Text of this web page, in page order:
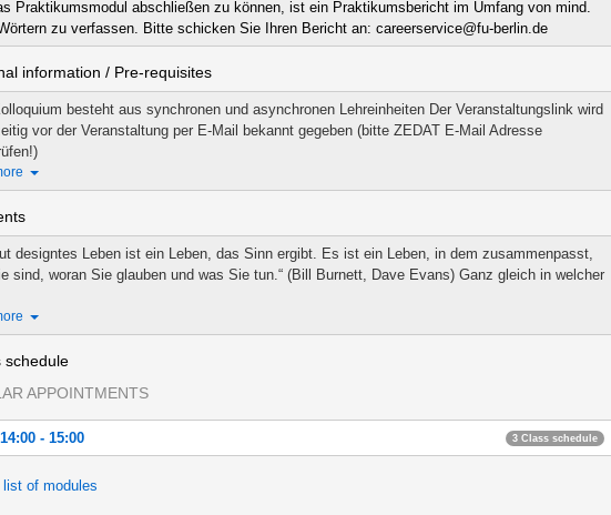
Praktikumsmodul abschließen zu können, ist ein Praktikumsbericht im Umfang von mind.
zu verfassen. Bitte schicken Sie Ihren Bericht an: careerservice@fu-berlin.de
information / Pre-requisites
besteht aus synchronen und asynchronen Lehreinheiten Der Veranstaltungslink wird
vor der Veranstaltung per E-Mail bekannt gegeben (bitte ZEDAT E-Mail Adresse
designtes Leben ist ein Leben, das Sinn ergibt. Es ist ein Leben, in dem zusammenpasst,
sind, woran Sie glauben und was Sie tun.“ (Bill Burnett, Dave Evans) Ganz gleich in welcher
schedule
APPOINTMENTS
- 15:00 3 Class schedule
of modules